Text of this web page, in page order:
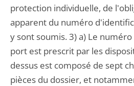
protection individuelle, de
apparent du numéro
y sont soumis. 3) a) Le
port est prescrit par les
dessus est composé de sept
pièces du dossier, et